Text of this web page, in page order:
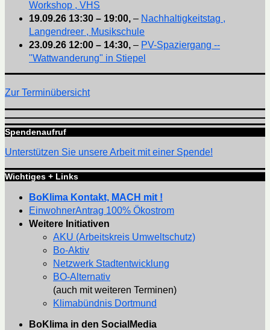
Workshop , VHS
19.09.26 13:30 – 19:00, – Nachhaltigkeitstag ,
Langendreer , Musikschule
23.09.26 12:00 – 14:30, – PV-Spaziergang --
"Wattwanderung" in Stiepel
Zur Terminübersicht
Spendenaufruf
Unterstützen Sie unsere Arbeit mit einer Spende!
Wichtiges + Links
BoKlima Kontakt, MACH mit !
EinwohnerAntrag 100% Ökostrom
Weitere Initiativen
AKU (Arbeitskreis Umweltschutz)
Bo-Aktiv
Netzwerk Stadtentwicklung
BO-Alternativ
(auch mit weiteren Terminen)
Klimabündnis Dortmund
BoKlima in den SocialMedia